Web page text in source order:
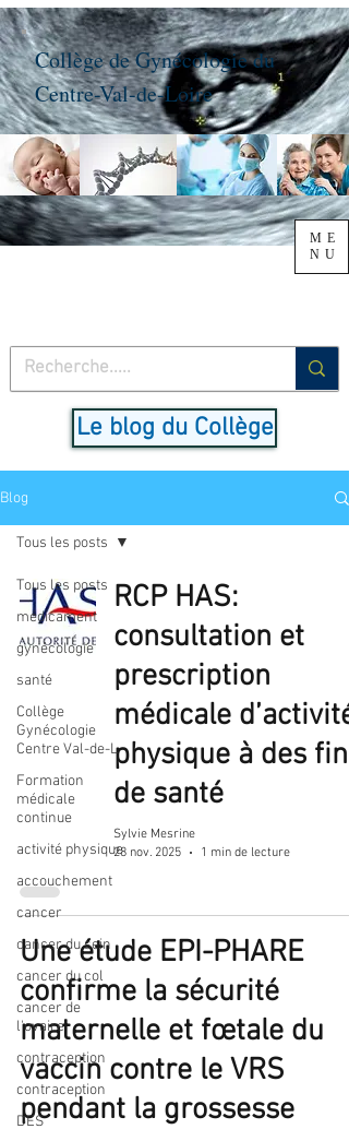
Le blog du Collège
ME
NU
Collège de Gynécologie du
Centre-Val-de-Loire
Blog
Tous les posts
médicament
gynécologie
santé
Collège
Gynécologie
Centre Val-de-L
Formation
médicale
continue
activité physique
accouchement
cancer
cancer du sein
cancer du col
cancer de
l'ovaire
contraception
contraception
DES
Tous les posts
RCP HAS:
consultation et
prescription
médicale d’activité
physique à des fins
de santé
Sylvie Mesrine
28 nov. 2025
1 min de lecture
Une étude EPI-PHARE
confirme la sécurité
maternelle et fœtale du
vaccin contre le VRS
pendant la grossesse